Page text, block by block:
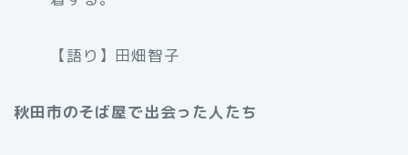
【語り】田畑智子
秋田市のそば屋で出会った人たち